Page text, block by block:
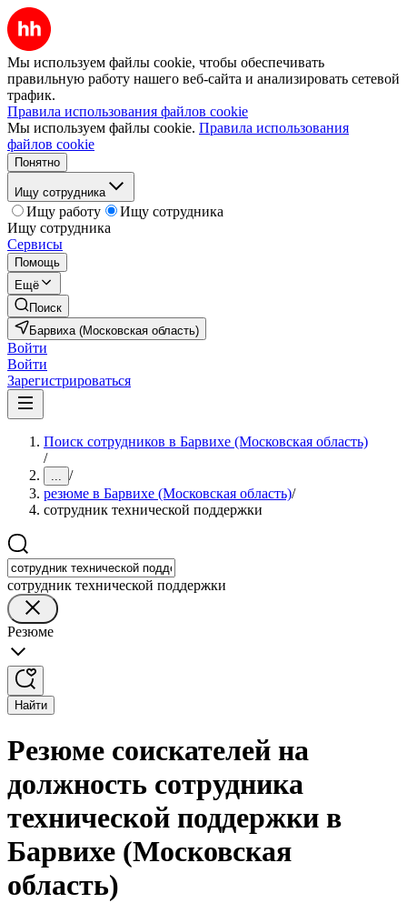
Мы используем файлы cookie, чтобы обеспечивать
правильную работу нашего веб-сайта и анализировать сетевой
трафик.
Правила использования файлов cookie
Мы используем файлы cookie. Правила использования
файлов cookie
Понятно
Ищу сотрудника
Ищу работу
Ищу сотрудника
Ищу сотрудника
Сервисы
Помощь
Ещё
Поиск
Барвиха (Московская область)
Войти
Войти
Зарегистрироваться
Поиск сотрудников в Барвихе (Московская область)
/
... /
резюме в Барвихе (Московская область)/
сотрудник технической поддержки
сотрудник технической поддержки
Резюме
Найти
Резюме соискателей на
должность сотрудника
технической поддержки в
Барвихе (Московская
область)